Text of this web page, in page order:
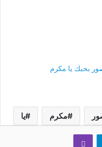
بحبك يا مكرم
مكرم يا
تيلقرام ڤايبر